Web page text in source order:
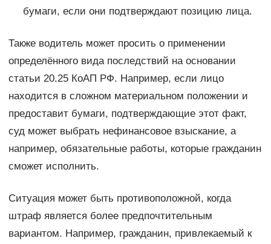
бумаги, если они подтверждают позицию лица.
Также водитель может просить о применении
определённого вида последствий на основании
статьи 20.25 КоАП РФ. Например, если лицо
находится в сложном материальном положении и
предоставит бумаги, подтверждающие этот факт,
суд может выбрать нефинансовое взыскание, а
например, обязательные работы, которые гражданин
сможет исполнить.
Ситуация может быть противоположной, когда
штраф является более предпочтительным
вариантом. Например, гражданин, привлекаемый к